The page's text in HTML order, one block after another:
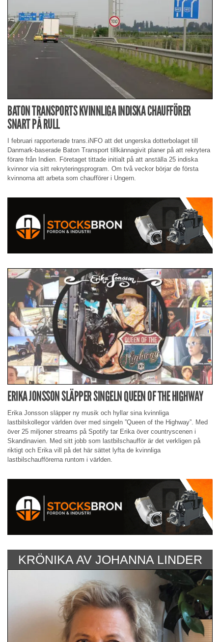
BATON TRANSPORTS KVINNLIGA INDISKA CHAUFFÖRER
SNART PÅ RULL
I februari rapporterade trans.iNFO att det ungerska dotterbolaget till
Danmark-baserade Baton Transport tillkännagivit planer på att rekrytera
förare från Indien. Företaget tittade initialt på att anställa 25 indiska
kvinnor via sitt rekryteringsprogram. Om två veckor börjar de första
kvinnorna att arbeta som chaufförer i Ungern.
ERIKA JONSSON SLÄPPER SINGELN QUEEN OF THE HIGHWAY
Erika Jonsson släpper ny musik och hyllar sina kvinnliga
lastbilskollegor världen över med singeln ”Queen of the Highway”. Med
över 25 miljoner streams på Spotify tar Erika över countryscenen i
Skandinavien. Med sitt jobb som lastbilschaufför är det verkligen på
riktigt och Erika vill på det här sättet lyfta de kvinnliga
lastbilschaufförerna runtom i världen.
KRÖNIKA AV JOHANNA LINDER